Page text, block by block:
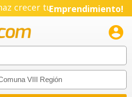
crecer tuEmprendimiento!
